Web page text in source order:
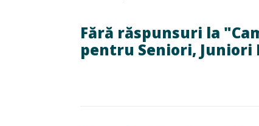
Fără răspunsuri la
pentru Seniori, Juniori